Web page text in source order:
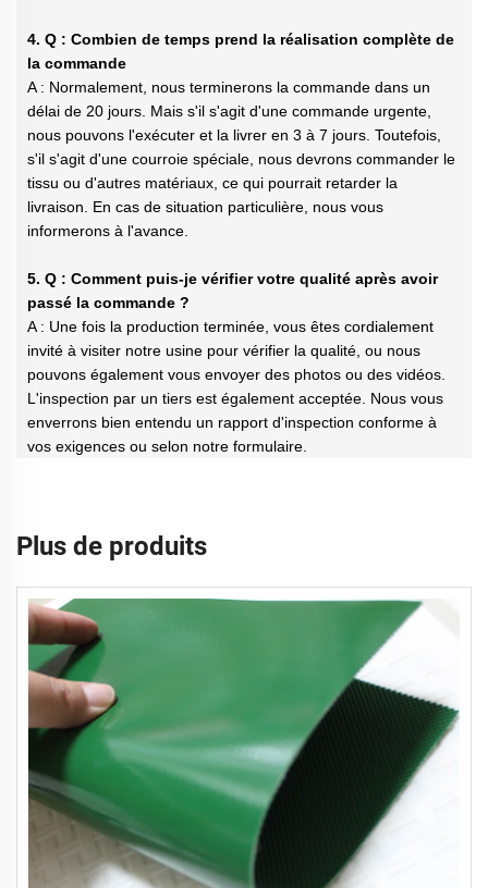
4. Q : Combien de temps prend la réalisation complète de
la commande
A : Normalement, nous terminerons la commande dans un
délai de 20 jours. Mais s'il s'agit d'une commande urgente,
nous pouvons l'exécuter et la livrer en 3 à 7 jours. Toutefois,
s'il s'agit d'une courroie spéciale, nous devrons commander le
tissu ou d'autres matériaux, ce qui pourrait retarder la
livraison. En cas de situation particulière, nous vous
informerons à l'avance.
5. Q : Comment puis-je vérifier votre qualité après avoir
passé la commande ?
A : Une fois la production terminée, vous êtes cordialement
invité à visiter notre usine pour vérifier la qualité, ou nous
pouvons également vous envoyer des photos ou des vidéos.
L'inspection par un tiers est également acceptée. Nous vous
enverrons bien entendu un rapport d'inspection conforme à
vos exigences ou selon notre formulaire.
Plus de produits